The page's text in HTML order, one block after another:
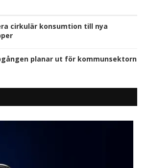
cirkulär konsumtion till nya
planar ut för kommunsektorn